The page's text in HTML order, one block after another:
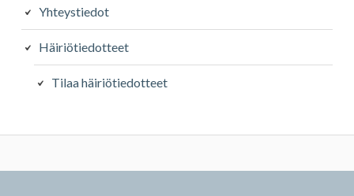
Yhteystiedot
Häiriötiedotteet
Tilaa häiriötiedotteet